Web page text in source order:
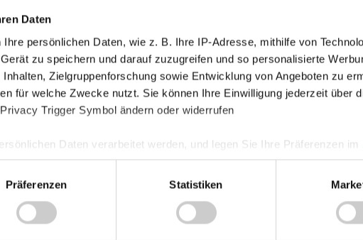
Daten
Ihre persönlichen Daten, wie z. B. Ihre IP-Adresse, mithilfe von
zu speichern und darauf zuzugreifen und so personalisierte
Zielgruppenforschung sowie Entwicklung von Angeboten zu
für welche Zwecke nutzt. Sie können Ihre Einwilligung jederzeit über
Trigger Symbol ändern oder widerrufen
Daten verarbeitet werden, und legen Sie Ihre Präferenzen im
Anzeigen zu personalisieren, Funktionen für soziale Medien anbieten
analysieren. Außerdem geben wir Informationen zu Ihrer Verwendung
Präferenzen Statistiken
Ried besiegte im Finale die Union St. Martin